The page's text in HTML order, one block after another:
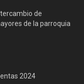
de
de la parroquia
2024